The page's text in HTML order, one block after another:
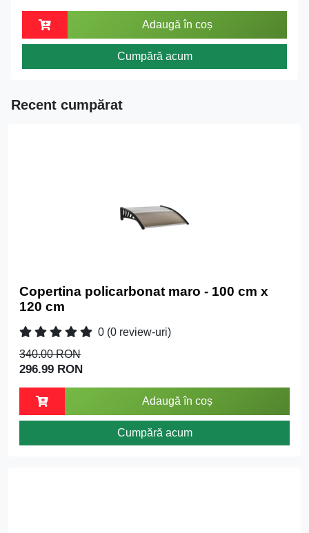
Adaugă în coș
Cumpără acum
Recent cumpărat
Copertina policarbonat maro - 100 cm x
120 cm
0 (0 review-uri)
340.00 RON
296.99 RON
Adaugă în coș
Cumpără acum